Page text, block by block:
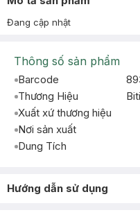
Đang cập nhật
Thông số sản phẩm
Barcode
Thương Hiệu
Xuất xứ thương hiệu
Nơi sản xuất
Dung Tích
Hướng dẫn sử dụng